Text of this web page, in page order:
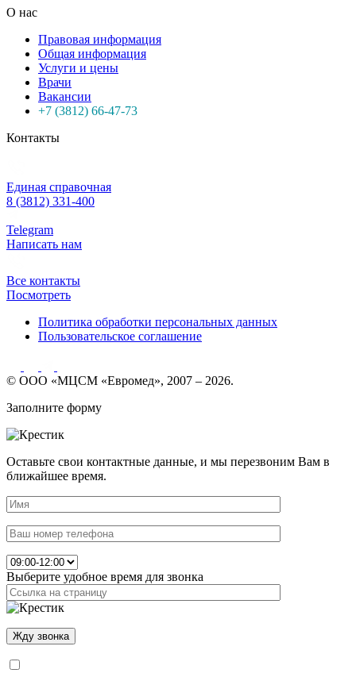
О нас
Правовая информация
Общая информация
Услуги и цены
Врачи
Вакансии
+7 (3812) 66-47-73
Контакты
Единая справочная
8 (3812) 331-400
Telegram
Написать нам
Все контакты
Посмотреть
Политика обработки персональных данных
Пользовательское соглашение
© ООО «МЦСМ «Евромед», 2007 – 2026.
Заполните форму
Оставьте свои контактные данные, и мы перезвоним Вам в
ближайшее время.
Выберите удобное время для звонка